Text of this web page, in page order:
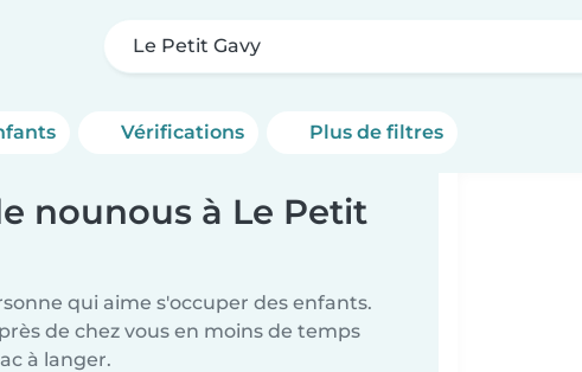
Le Petit Gavy
Vérifications Plus de filtres
nounous à Le Petit
qui aime s'occuper des enfants.
de chez vous en moins de temps
à langer.